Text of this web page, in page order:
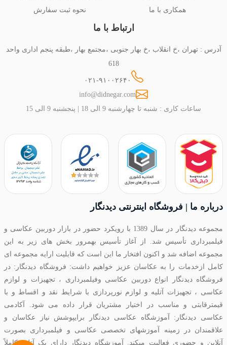
همکاری با ما
نحوه ثبت سفارش
ارتباط با ما
آدرس : تهران ،خ انقلاب ،خ بهار جنوبی ،مجتمع بهار ،طبقه پنجم اداری واحد
618
۰۲۱-۹۱۰۰۲۶۴۰
info@didnegar.com
ساعات کاری : شنبه تا چهارشنبه 9 الی 18 | پنجشنبه 9 الی 15
درباره ما | فروشگاه اینترنتی دیدنگار
مجموعه دیدنگار در سال 1389 با رویکرد حضور در بازار دوربین عکاسی و
فیلمبرداری تأسیس شد. از آغاز تأسیس بهمرور بخش های زیر به این
مجموعه اضافه شد و اکنون افتخار ما این است که قابلیت ارایه مجموعه ای
کامل ازخدمات را به عکاسان عزیز خواهیم داشت: فروشگاه دیدنگار: در
فروشگاه دیدنگار انواع دوربین عکاسی وفیلمبرداری ، تجهیزات و لوازم
عکاسی ، تجهیزات آتلیه و لوازم نورپردازی با شرایط نقد و اقساط و با
قیمترقابتی و مناسب در اختیار مشتریان قرار داده می شود. آکادمی
عکاسی دیدنگار: آموزشگاه عکاسی دیدنگار برایپوشش نیاز عکاسان و
علاقمندان در زمینه آموزشهای تخصصی عکاسی و فیلمبرداری بصورت
آنلاین و حضوری فعالیت میکند. آموزشگاه دیدنگار دارای یک آتلیه کاملاً